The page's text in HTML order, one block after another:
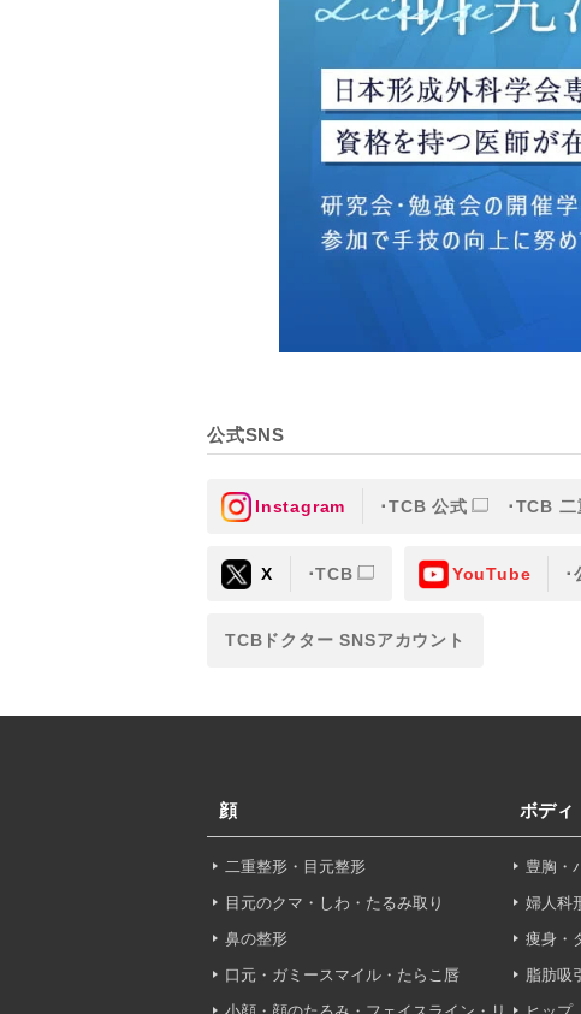
TCBグループは、取り扱う個
壊・改ざんおよび漏洩等を防
【個人情報の共同利用について
TCBグループは、【利用目的
なお、共同利用にあたっては
東京都港区西新橋3-25-33 フロ
一般社団法人メディカルアライ
【利用目的】の達成のため
【外部委託について】
めを行い、契約にあたっては取
以外の第三者に開示・提供する
【個人情報の開示・訂正・利用
TCBグループは、本人の申し
て、これを適切に対応します。
問合せ先：個人情報お問合せフ
公式SNS
Instagram TCB 公式 TCB 二
X TCB YouTube
TCBドクター SNSアカウント
顔
二重整形・目元整形
目元のクマ・しわ・たるみ取り
鼻の整形
口元・ガミースマイル・たらこ唇
ボディ
豊胸・
婦人科
痩身・
脂肪吸引